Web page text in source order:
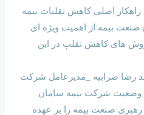
راهکار اصلی کاهش تقلبات بیمه
بیمه از اهمیت ویژه ای
های کاهش تقلب در این
رضا ضرابیه _مدیرعامل شرکت
وضعیت شرکت بیمه سامان
صنعت بیمه را بر عهده